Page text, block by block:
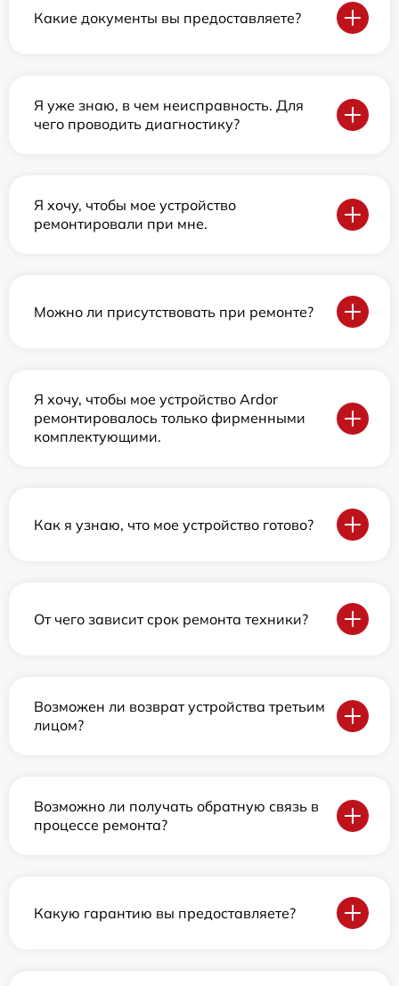
Какие документы вы предоставляете?
Я уже знаю, в чем неисправность. Для
чего проводить диагностику?
Я хочу, чтобы мое устройство
ремонтировали при мне.
Можно ли присутствовать при ремонте?
Я хочу, чтобы мое устройство Ardor
ремонтировалось только фирменными
комплектующими.
Как я узнаю, что мое устройство готово?
От чего зависит срок ремонта техники?
Возможен ли возврат устройства третьим
лицом?
Возможно ли получать обратную связь в
процессе ремонта?
Какую гарантию вы предоставляете?